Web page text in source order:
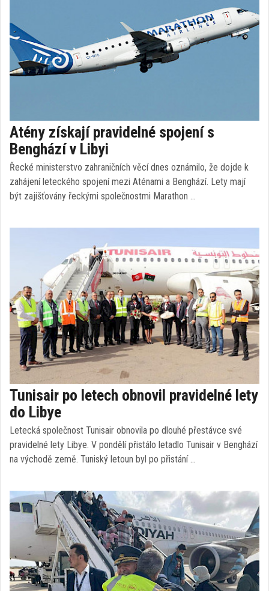
Atény získají pravidelné spojení s
Benghází v Libyi
Řecké ministerstvo zahraničních věcí dnes oznámilo, že dojde k
zahájení leteckého spojení mezi Aténami a Benghází. Lety mají
být zajišťovány řeckými společnostmi Marathon …
Tunisair po letech obnovil pravidelné lety
do Libye
Letecká společnost Tunisair obnovila po dlouhé přestávce své
pravidelné lety Libye. V pondělí přistálo letadlo Tunisair v Benghází
na východě země. Tuniský letoun byl po přistání …